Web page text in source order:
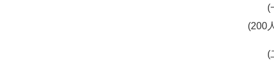
(
(200
(